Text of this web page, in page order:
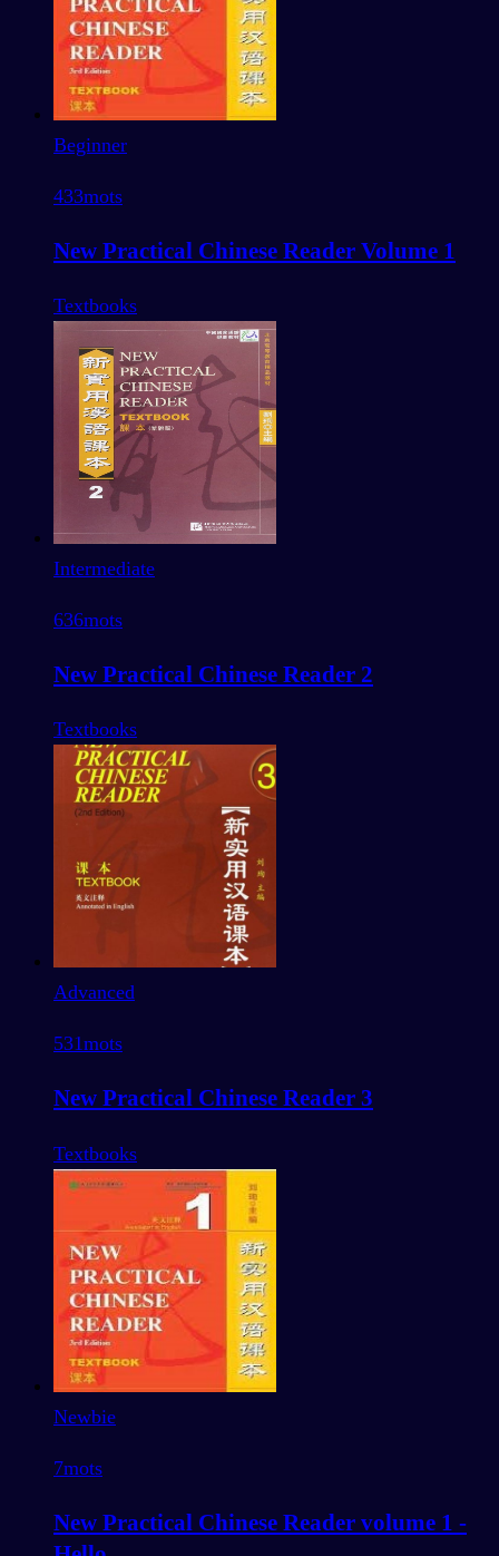
Beginner
433mots
New Practical Chinese Reader Volume 1
Textbooks
Intermediate
636mots
New Practical Chinese Reader 2
Textbooks
Advanced
531mots
New Practical Chinese Reader 3
Textbooks
Newbie
7mots
New Practical Chinese Reader volume 1 -